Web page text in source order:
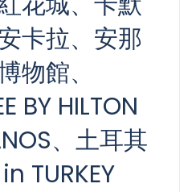
卡拉、安那
物館、
BY HILTON
、土耳其
TURKEY